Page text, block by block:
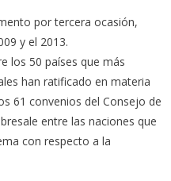
por tercera ocasión,
y el 2013.
los 50 países que más
han ratificado en materia
61 convenios del Consejo de
entre las naciones que
con respecto a la